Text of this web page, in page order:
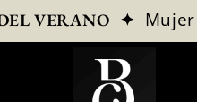
VERANO ✦ Mujer